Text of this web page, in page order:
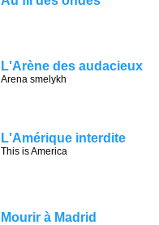
L'Arène des audacieux
Arena smelykh
L'Amérique interdite
This is America
Mourir à Madrid